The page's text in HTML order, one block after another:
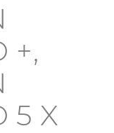
+,
5 X